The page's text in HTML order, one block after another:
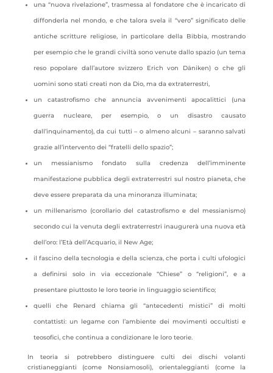
una “nuova rivelazione”, trasmessa al fondatore che è incaricato di
diffonderla nel mondo, e che talora svela il “vero” significato delle
antiche scritture religiose, in particolare della Bibbia, mostrando
per esempio che le grandi civiltà sono venute dallo spazio (un tema
reso popolare dall’autore svizzero Erich von Däniken) o che gli
uomini sono stati creati non da Dio, ma da extraterrestri,
un catastrofismo che annuncia avvenimenti apocalittici (una
guerra nucleare, per esempio, o un disastro causato
dall’inquinamento), da cui tutti – o almeno alcuni – saranno salvati
grazie all’intervento dei “fratelli dello spazio”;
un messianismo fondato sulla credenza dell’imminente
manifestazione pubblica degli extraterrestri sul nostro pianeta, che
deve essere preparata da una minoranza illuminata;
un millenarismo (corollario del catastrofismo e del messianismo)
secondo cui la venuta degli extraterrestri inaugurerà una nuova età
dell’oro: l’Età dell’Acquario, il New Age;
il fascino della tecnologia e della scienza, che porta i culti ufologici
a definirsi solo in via eccezionale “Chiese” o “religioni”, e a
presentare piuttosto le loro teorie in linguaggio scientifico;
quelli che Renard chiama gli “antecedenti mistici” di molti
contattisti: un legame con l’ambiente dei movimenti occultisti e
teosofici, che continua a condizionare le loro teorie.
In teoria si potrebbero distinguere culti dei dischi volanti
cristianeggianti (come Nonsiamosoli), orientaleggianti (come la